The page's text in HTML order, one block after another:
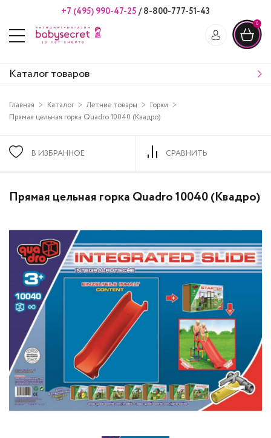
+7 (495) 990-47-25 /8-800-777-51-43
0
Каталог товаров
Главная Каталог Летние товары
Горки
Прямая цельная горка Quadro 10040 (Квадро)
В ИЗБРАННОЕ СРАВНИТЬ
Прямая цельная горка Quadro 10040 (Квадро)